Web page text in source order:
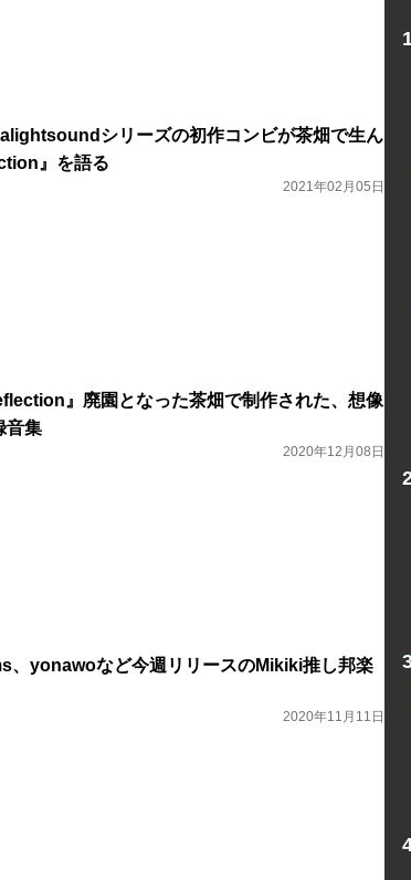
シリーズの初作コンビが茶畑で生ん
』を語る
2021年02月05日
』廃園となった茶畑で制作された、想像
音集
2020年12月08日
、yonawoなど今週リリースのMikiki推し邦楽
2020年11月11日